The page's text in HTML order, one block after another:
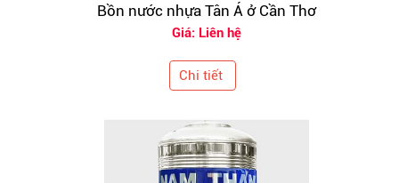
Bồn nước nhựa Tân Á ở Cần Thơ
Giá: Liên hệ
Chi tiết